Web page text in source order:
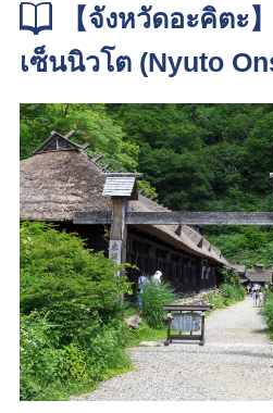
【จังหวัดอะคิตะ
เซ็นนิวโต (Nyuto